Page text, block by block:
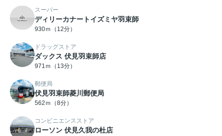
スーパー
ディリーカナートイズミヤ羽束師
930ｍ（12分）
ドラッグストア
ダックス 伏見羽束師店
971ｍ（13分）
郵便局
伏見羽束師菱川郵便局
562ｍ（8分）
コンビニエンスストア
ローソン 伏見久我の杜店